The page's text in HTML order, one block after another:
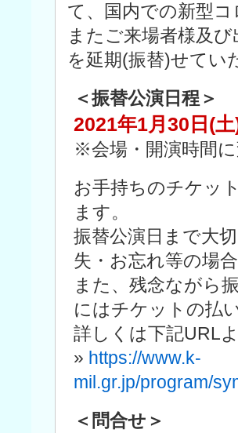
て、国内での新型
またご来場者様及
を延期(振替)せてい
＜振替公演日程＞
2021年1月30日(土
※会場・開演時間
お手持ちのチケッ
ます。
振替公演日まで大
失・お忘れ等の場
また、残念ながら
にはチケットの払
詳しくは下記URL
» https://www.k-
mil.gr.jp/program/
＜問合せ＞